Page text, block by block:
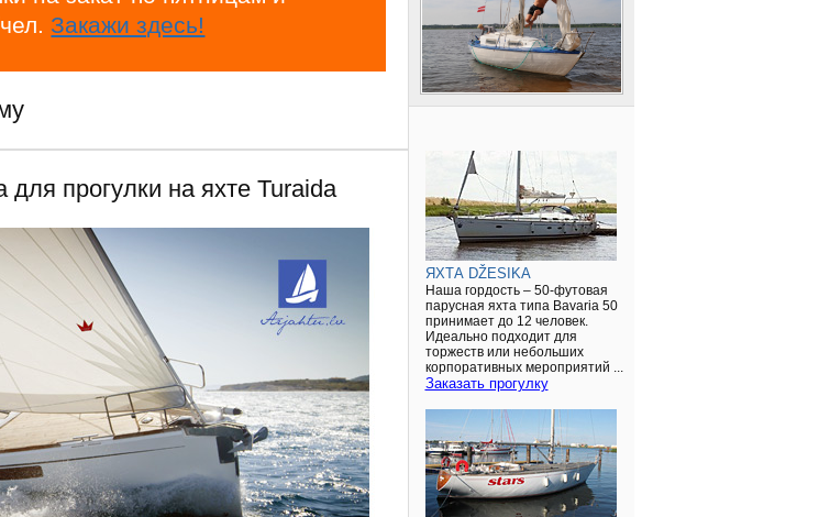
Закажи здесь!
для прогулки на яхте Turaida
ЯХТА DŽESIKA
Наша гордость – 50-футовая
парусная яхта типа Bavaria 50
принимает до 12 человек.
Идеально подходит для
торжеств или небольших
корпоративных мероприятий ...
Заказать прогулку